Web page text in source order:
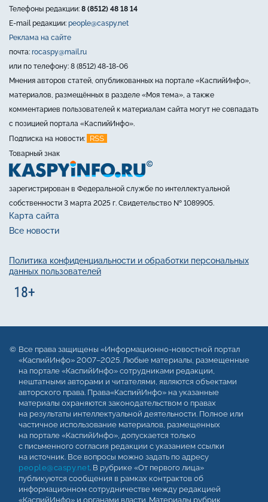
Телефоны редакции: 8 (8512) 48 18 14
E-mail редакции: people@caspy.net
Реклама на сайте
почта: rocaspy@mail.ru
или по телефону: 8 (8512) 48-18-06
Мнения авторов статей, опубликованных на портале «КаспийИнфо»,
материалов, размещённых в разделе «Моя тема», а также
комментариев пользователей к материалам сайта могут не совпадать
с позицией портала «КаспийИнфо».
Подписка на новости:
RSS
Товарный знак
зарегистрирован в Федеральной службе по интеллектуальной
собственности 3 марта 2025 г. Свидетельство № 1089905.
Карта сайта
Все новости
Политика конфиденциальности и обработки персональных
данных пользователей
Все права защищены «Информационно-новостной портал
«КаспийИнфо» 2007–2025. Любые материалы, размещенные
на портале «КаспийИнфо» сотрудниками редакции,
нештатными авторами и читателями, являются объектами
авторского права. Права«КаспийИнфо» на указанные
материалы охраняются законодательством о правах
на результаты интеллектуальной деятельности. Полное или
частичное использование материалов, размещенных
на портале «КаспийИнфо», допускается только
с письменного согласия редакции с указанием ссылки
на источник. Все вопросы можно задать по адресу
people@caspy.net. В рубрике «От первого лица»
публикуются сообщения в рамках контрактов об
информационном сотрудничестве между редакцией
«КаспийИнфо» и органами власти. Материалы рубрик